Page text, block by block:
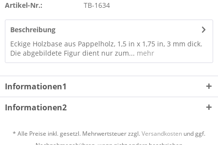
Artikel-Nr.: TB-1634
Beschreibung
Eckige Holzbase aus Pappelholz, 1,5 in x 1,75 in, 3 mm dick.
Die abgebildete Figur dient nur zum... mehr
Informationen1
Informationen2
* Alle Preise inkl. gesetzl. Mehrwertsteuer zzgl.Versandkosten und ggf.